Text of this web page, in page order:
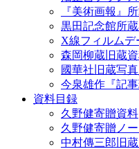
『美術画報』
黒田記念館所
X線フィルムデ
森岡柳蔵旧蔵
國華社旧蔵写
今泉雄作『記事
資料目録
久野健寄贈資料
久野健寄贈ノ
中村傳三郎旧